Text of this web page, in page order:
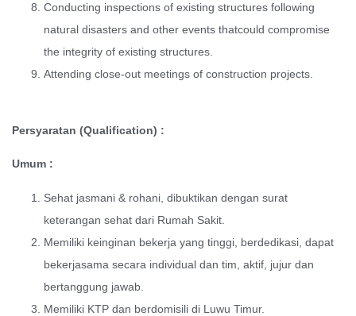
Conducting inspections of existing structures following
natural disasters and other events thatcould compromise
the integrity of existing structures.
Attending close-out meetings of construction projects.
Persyaratan (Qualification) :
Umum :
Sehat jasmani & rohani, dibuktikan dengan surat
keterangan sehat dari Rumah Sakit.
Memiliki keinginan bekerja yang tinggi, berdedikasi, dapat
bekerjasama secara individual dan tim, aktif, jujur dan
bertanggung jawab.
Memiliki KTP dan berdomisili di Luwu Timur.